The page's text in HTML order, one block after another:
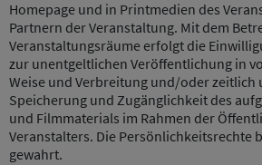
Homepage und in Printmedien des
Partnern der Veranstaltung. Mit dem
Veranstaltungsräume erfolgt die
zur unentgeltlichen Veröffentlichung in
Weise und Verbreitung und/oder zeitlich
Speicherung und Zugänglichkeit des
und Filmmaterials im Rahmen der
Veranstalters. Die Persönlichkeitsrechte
gewahrt.